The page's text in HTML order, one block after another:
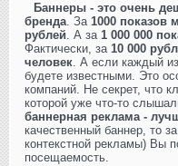
Баннеры - это очень
бренда. За 1000 показов
рублей. А за 1 000 000
Фактически, за 10 000
человек. А если каждый
будете известными. Это
компаний. Не секрет, что
которой уже что-то
баннерная реклама -
качественный баннер, то
контекстной рекламы) Вы
посещаемость.